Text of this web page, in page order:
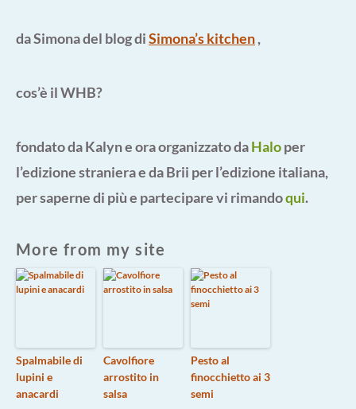
da Simona del blog diSimona’s kitchen,
cos’è il WHB?
fondato da Kalyn e ora organizzato daHaloper
l’edizione straniera e da Brii per l’edizione italiana,
per saperne di più e partecipare vi rimandoqui.
More from my site
Spalmabile di
lupini e
anacardi
Cavolfiore
arrostito in
salsa
Pesto al
finocchietto ai 3
semi